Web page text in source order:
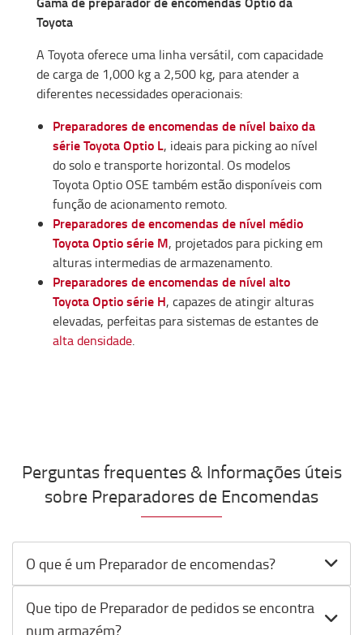
Toyota
A Toyota oferece uma linha versátil, com capacidade
de carga de 1,000 kg a 2,500 kg, para atender a
diferentes necessidades operacionais:
Preparadores de encomendas de nível baixo da
série Toyota Optio L, ideais para picking ao nível
do solo e transporte horizontal. Os modelos
Toyota Optio OSE também estão disponíveis com
função de acionamento remoto.
Preparadores de encomendas de nível médio
Toyota Optio série M, projetados para picking em
alturas intermedias de armazenamento.
Preparadores de encomendas de nível alto
Toyota Optio série H, capazes de atingir alturas
elevadas, perfeitas para sistemas de estantes de
alta densidade.
Perguntas frequentes & Informações úteis
sobre Preparadores de Encomendas
O que é um Preparador de encomendas?
Que tipo de Preparador de pedidos se encontra
num armazém?